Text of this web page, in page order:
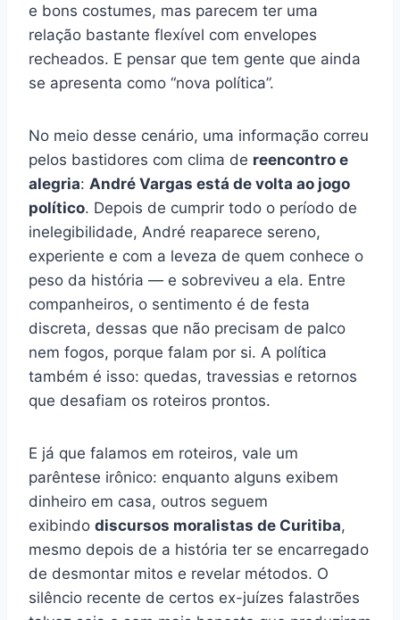
e bons costumes, mas parecem ter uma
relação bastante flexível com envelopes
recheados. E pensar que tem gente que ainda
se apresenta como “nova política”.
No meio desse cenário, uma informação correu
pelos bastidores com clima de reencontro e
alegria: André Vargas está de volta ao jogo
político. Depois de cumprir todo o período de
inelegibilidade, André reaparece sereno,
experiente e com a leveza de quem conhece o
peso da história — e sobreviveu a ela. Entre
companheiros, o sentimento é de festa
discreta, dessas que não precisam de palco
nem fogos, porque falam por si. A política
também é isso: quedas, travessias e retornos
que desafiam os roteiros prontos.
E já que falamos em roteiros, vale um
parêntese irônico: enquanto alguns exibem
dinheiro em casa, outros seguem
exibindo discursos moralistas de Curitiba,
mesmo depois de a história ter se encarregado
de desmontar mitos e revelar métodos. O
silêncio recente de certos ex-juízes falastrões